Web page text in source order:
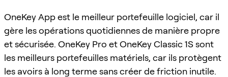
OneKey App est le meilleur portefeuille logiciel, car il
gère les opérations quotidiennes de manière propre
et sécurisée. OneKey Pro et OneKey Classic 1S sont
les meilleurs portefeuilles matériels, car ils protègent
les avoirs à long terme sans créer de friction inutile.